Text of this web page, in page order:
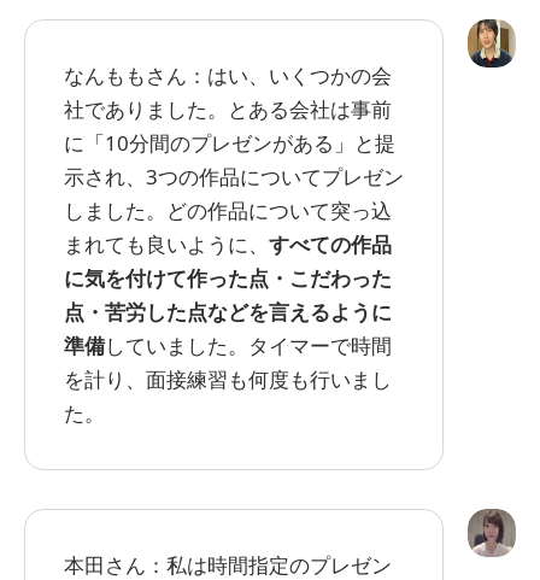
なんももさん：はい、いくつかの会
社でありました。とある会社は事前
に「10分間のプレゼンがある」と提
示され、3つの作品についてプレゼン
しました。どの作品について突っ込
まれても良いように、 すべての作品
に気を付けて作った点・こだわった
点・苦労した点などを言えるように
準備していました。タイマーで時間
を計り、面接練習も何度も行いまし
た。
本田さん：私は時間指定のプレゼン